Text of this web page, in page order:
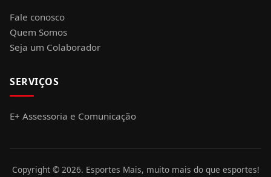
Fale conosco
Quem Somos
Seja um Colaborador
SERVIÇOS
E+ Assessoria e Comunicação
Copyright © 2026. Esportes Mais, muito mais do que esportes!